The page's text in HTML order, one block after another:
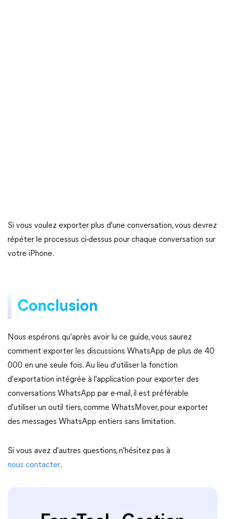
Si vous voulez exporter plus d'une conversation, vous devrez
répéter le processus ci-dessus pour chaque conversation sur
votre iPhone.
Conclusion
Nous espérons qu'après avoir lu ce guide, vous saurez
comment exporter les discussions WhatsApp de plus de 40
000 en une seule fois. Au lieu d'utiliser la fonction
d'exportation intégrée à l'application pour exporter des
conversations WhatsApp par e-mail, il est préférable
d'utiliser un outil tiers, comme WhatsMover, pour exporter
des messages WhatsApp entiers sans limitation.
Si vous avez d'autres questions, n'hésitez pas à
nous contacter.